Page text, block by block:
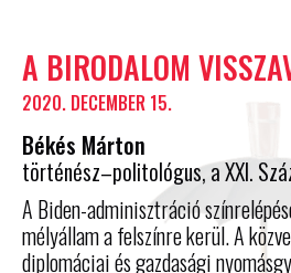
A BIRODALOM
2020. DECEMBER 15.
Békés Márton
történész–politológus, a XXI.
A Biden-adminisztráció
mélyállam a felszínre kerül. A
diplomáciai és gazdasági